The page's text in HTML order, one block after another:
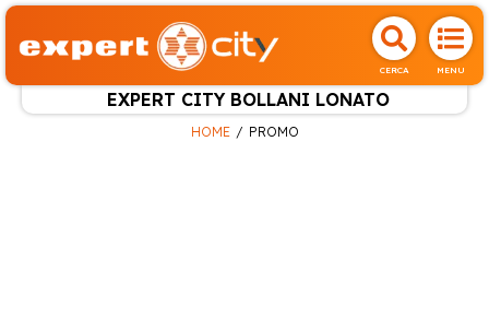
CERCA MENU
EXPERT CITY BOLLANI LONATO
HOME PROMO